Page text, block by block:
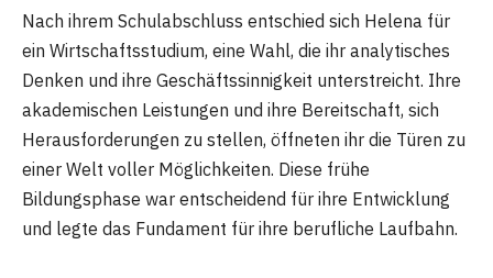
Nach ihrem Schulabschluss entschied sich Helena für
ein Wirtschaftsstudium, eine Wahl, die ihr analytisches
Denken und ihre Geschäftssinnigkeit unterstreicht. Ihre
akademischen Leistungen und ihre Bereitschaft, sich
Herausforderungen zu stellen, öffneten ihr die Türen zu
einer Welt voller Möglichkeiten. Diese frühe
Bildungsphase war entscheidend für ihre Entwicklung
und legte das Fundament für ihre berufliche Laufbahn.